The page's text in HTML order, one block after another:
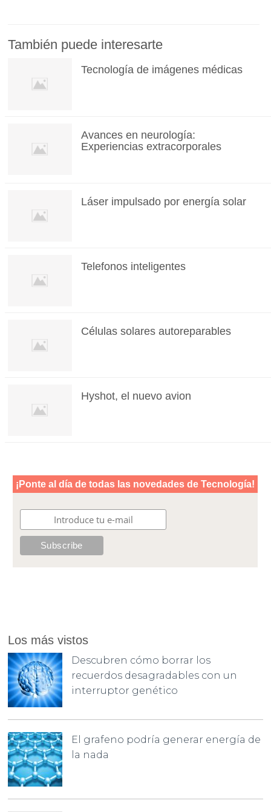
También puede interesarte
Tecnología de imágenes médicas
Avances en neurología:
Experiencias extracorporales
Láser impulsado por energía solar
Telefonos inteligentes
Células solares autoreparables
Hyshot, el nuevo avion
Los más vistos
Descubren cómo borrar los
recuerdos desagradables con un
interruptor genético
El grafeno podría generar energía de
la nada